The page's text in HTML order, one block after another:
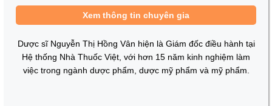
Xem thông tin chuyên gia
Dược sĩ Nguyễn Thị Hồng Vân hiện là Giám đốc điều hành tại
Hệ thống Nhà Thuốc Việt, với hơn 15 năm kinh nghiệm làm
việc trong ngành dược phẩm, dược mỹ phẩm và mỹ phẩm.